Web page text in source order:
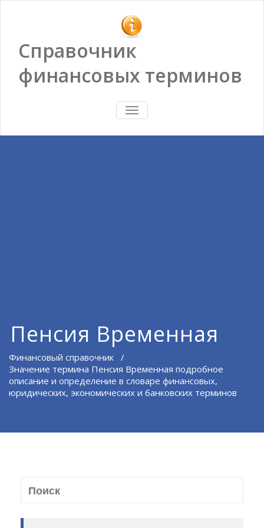
Справочник
финансовых терминов
ПОКАЗАТЬ/
СКРЫТЬ
Пенсия Временная
Финансовый справочник /
Значение термина Пенсия Временная подробное
описание и определение в словаре финансовых,
юридических, экономических и банковских терминов